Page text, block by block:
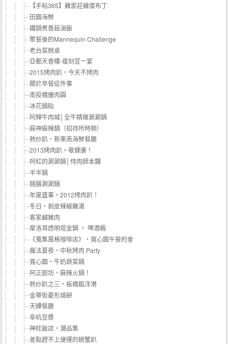
【手帖365】雞家莊雞蛋布丁
田園海鮮
鐵鍋煮香菇油飯
聚餐後的Mannequin Challenge
老台菜辦桌
亞都天香樓-復刻宣一宴
2015烤肉趴，今天不烤肉
關於早餐這件事
南投橋邊肉圓
冰花鍋貼
阿輝牛肉城│全牛精燉涮涮鍋
麻神麻辣鍋（招待所時期）
熱炒趴‧新東南海鮮餐廳
2013烤肉趴。敬健康！
阿紅的涮涮鍋│侍肉師本舖
半半鍋
鍋膳涮涮鍋
年度盛事‧2012烤肉趴！
冬日‧剝皮辣椒雞湯
客家鹹豬肉
摩洛哥透明塔金鍋 ‧ 啤酒蝦
《蒐集風格咖啡店》‧寬心園午餐約會
魔法夏夜‧中秋烤肉 Party
寬心園‧牛奶蔬菜鍋
阿正廚坊，麻辣火鍋！
熱炒趴之三‧板橋臨洋港
金華街菱形燒餅
天罈餐廳
阜杭豆漿
神旺飯店‧潮品集
差點趕不上捷運的螃蟹趴